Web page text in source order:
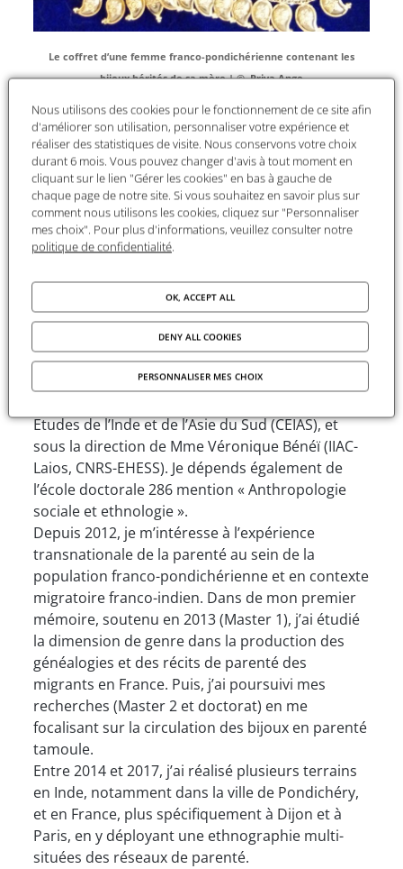
Le coffret d’une femme franco-pondichérienne contenant les
bijoux hérités de sa mère | © Priya Ange
Pouvez-vous nous présenter votre parcours
et votre institution de rattachement ?
Je suis doctorante en anthropologie à l’Ecole des
Hautes Etudes en Sciences Sociales à Paris
depuis 2014, et ATER à l’Université Paris-Nanterre
parcours académique à l’Université de
Bourgogne-Franche-Comté, où j’ai obtenu une
licence et un master en sociologie. Je suis
actuellement rattachée à l’Institut
Interdisciplinaire de l’Anthropologie du
Etudes de l’Inde et de l’Asie du Sud (CEIAS), et
sous la direction de Mme Véronique Bénéï (IIAC-
Laios, CNRS-EHESS). Je dépends également de
l’école doctorale 286 mention « Anthropologie
sociale et ethnologie ».
Depuis 2012, je m’intéresse à l’expérience
transnationale de la parenté au sein de la
population franco-pondichérienne et en contexte
migratoire franco-indien. Dans de mon premier
mémoire, soutenu en 2013 (Master 1), j’ai étudié
la dimension de genre dans la production des
généalogies et des récits de parenté des
migrants en France. Puis, j’ai poursuivi mes
recherches (Master 2 et doctorat) en me
focalisant sur la circulation des bijoux en parenté
tamoule.
Entre 2014 et 2017, j’ai réalisé plusieurs terrains
en Inde, notamment dans la ville de Pondichéry,
et en France, plus spécifiquement à Dijon et à
Paris, en y déployant une ethnographie multi-
situées des réseaux de parenté.
Nous utilisons des cookies pour le fonctionnement de ce site afin
d'améliorer son utilisation, personnaliser votre expérience et
réaliser des statistiques de visite. Nous conservons votre choix
durant 6 mois. Vous pouvez changer d'avis à tout moment en
cliquant sur le lien "Gérer les cookies" en bas à gauche de
chaque page de notre site. Si vous souhaitez en savoir plus sur
comment nous utilisons les cookies, cliquez sur "Personnaliser
mes choix". Pour plus d'informations, veuillez consulter notre
politique de confidentialité.
OK, ACCEPT ALL
DENY ALL COOKIES
PERSONNALISER MES CHOIX